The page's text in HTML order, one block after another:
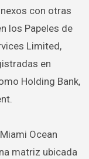
con otras
los Papeles de
Limited,
en
Holding Bank,
Ocean
matriz ubicada